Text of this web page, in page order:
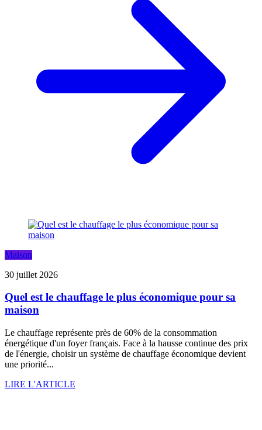
Maison
30 juillet 2026
Quel est le chauffage le plus économique pour sa
maison
Le chauffage représente près de 60% de la consommation
énergétique d'un foyer français. Face à la hausse continue des prix
de l'énergie, choisir un système de chauffage économique devient
une priorité...
LIRE L'ARTICLE